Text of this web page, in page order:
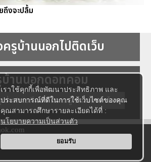
เราใช้คุกกี้เพื่อพัฒนาประสิทธิภาพ และ
ประสบการณ์ที่ดีในการใช้เว็บไซต์ของคุณ
คุณสามารถศึกษารายละเอียดได้ที่ :
นโยบายความเป็นส่วนตัว
ยอมรับ
ถึงจะปลื้ม
ครูบ้านนอกไปติดเว็บ
านนอกดอทคอม
ข่าวการศึกษา ความรู้ การศึกษาไทย